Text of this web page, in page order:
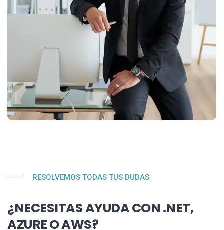
RESOLVEMOS TODAS TUS DUDAS
¿NECESITAS AYUDA CON .NET,
AZURE O AWS?